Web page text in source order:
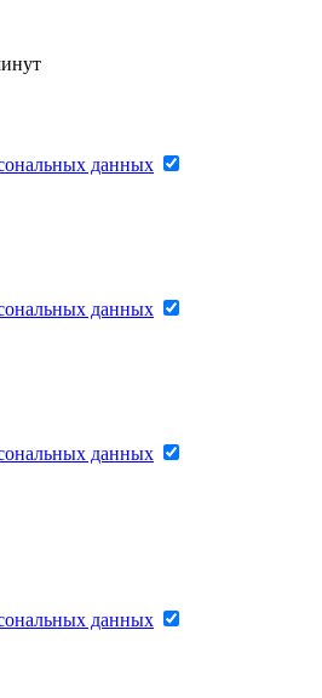
данных
данных
данных
данных